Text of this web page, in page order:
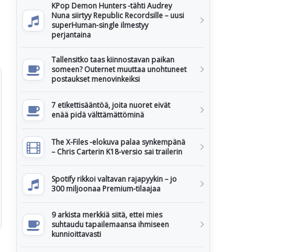
KPop Demon Hunters -tähti Audrey
Nuna siirtyy Republic Recordsille – uusi
superHuman-single ilmestyy
perjantaina
Tallensitko taas kiinnostavan paikan
someen? Outernet muuttaa unohtuneet
postaukset menovinkeiksi
7 etikettisääntöä, joita nuoret eivät
enää pidä välttämättöminä
The X-Files -elokuva palaa synkempänä
– Chris Carterin K18-versio sai trailerin
Spotify rikkoi valtavan rajapyykin – jo
300 miljoonaa Premium-tilaajaa
9 arkista merkkiä siitä, ettei mies
suhtaudu tapailemaansa ihmiseen
kunnioittavasti